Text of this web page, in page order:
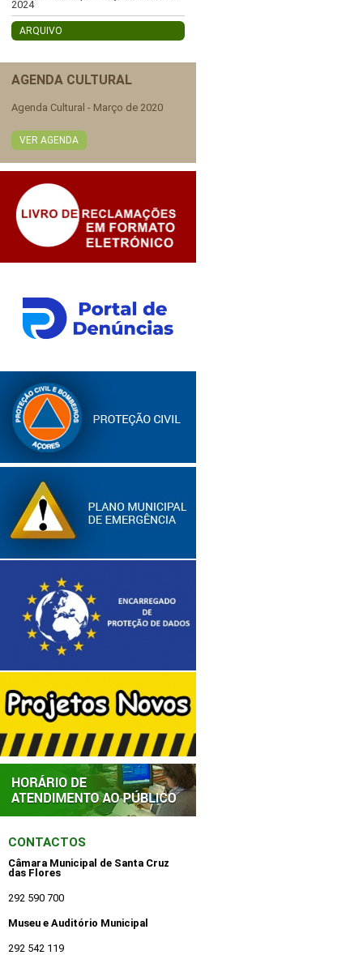
2024
ARQUIVO
AGENDA CULTURAL
Agenda Cultural - Março de 2020
VER AGENDA
CONTACTOS
Câmara Municipal de Santa Cruz
das Flores
292 590 700
Museu e Auditório Municipal
292 542 119